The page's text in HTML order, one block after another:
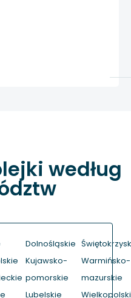
według
Dolnośląskie
Kujawsko-
pomorskie
Lubelskie
Warmińsko-
mazurskie